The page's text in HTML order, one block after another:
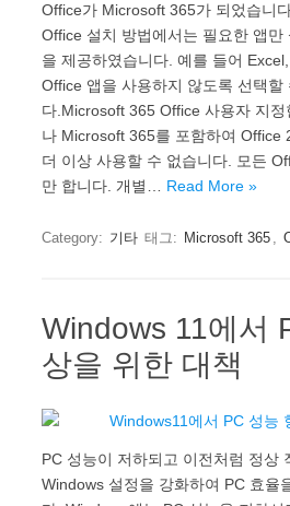
Office가 Microsoft 365가 되었습니
Office 설치 방법에서는 필요한 앱만
을 제공하였습니다. 예를 들어
Office 앱을 사용하지 않도록 선택할
다.Microsoft 365 Office 사용자 지정
나 Microsoft 365를 포함하여 Office
더 이상 사용할 수 없습니다. 모든
만 합니다. 개별… Read More »
Category: 기타 태그: Microsoft 365 ,
Windows 11에서
상을 위한 대책
PC 성능이 저하되고 이전처럼 정상
Windows 설정을 강화하여 PC 효율